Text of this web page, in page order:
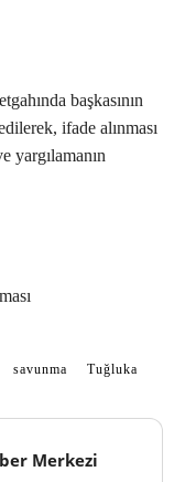
başkasının
ifade alınması
yargılamanın
savunma Tuğluka
Merkezi